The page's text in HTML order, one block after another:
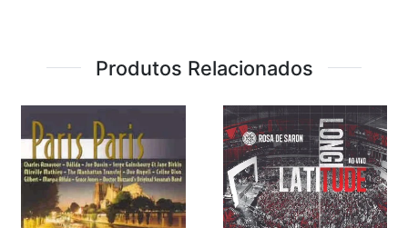
Produtos Relacionados